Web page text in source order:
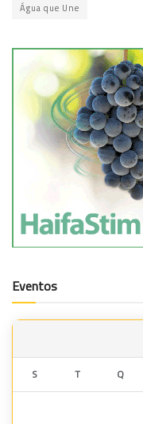
Água que Une
Eventos
S T Q